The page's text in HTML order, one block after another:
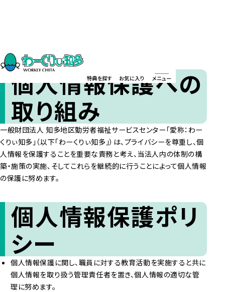
特典を探す お気に入り メニュー
個人情報保護への
取り組み
一般財団法人 知多地区勤労者福祉サービスセンター「愛称：わー
くりぃ知多」（以下「わーくりぃ知多」）は、プライバシーを尊重し、個
人情報を保護することを重要な責務と考え、当法人内の体制の構
築・施策の実施､そしてこれらを継続的に行うことによって個人情報
の保護に努めます。
個人情報保護ポリ
シー
個人情報保護に関し、職員に対する教育活動を実施すると共に
個人情報を取り扱う管理責任者を置き、個人情報の適切な管
理に努めます。